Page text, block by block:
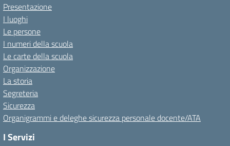
Presentazione
I luoghi
Le persone
I numeri della scuola
Le carte della scuola
Organizzazione
La storia
Segreteria
Sicurezza
Organigrammi e deleghe sicurezza personale docente/ATA
I Servizi